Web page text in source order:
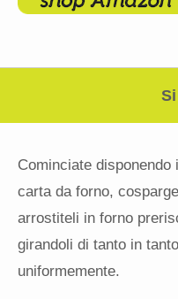
Cominciate
carta da forno,
arrostiteli in forno
girandoli di tanto in
uniformemente.